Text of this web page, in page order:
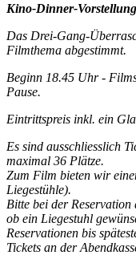
Kino-Dinner-Vorstellung
Das Drei-Gang-
Filmthema abgestimmt.
Beginn 18.45 Uhr -
Pause.
Eintrittspreis inkl. ein
Es sind ausschliesslich
maximal 36 Plätze.
Zum Film bieten wir
Liegestühle).
Bitte bei der
ob ein Liegestuhl
Reservationen bis
Tickets an der